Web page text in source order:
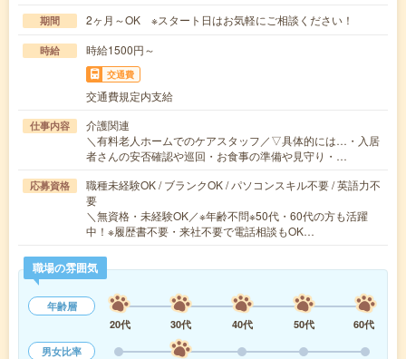
期間 2ヶ月～OK ※スタート日はお気軽にご相談ください！
時給 時給1500円～
交通費
交通費規定内支給
仕事内容
介護関連
＼有料老人ホームでのケアスタッフ／▽具体的には…・入居
者さんの安否確認や巡回・お食事の準備や見守り・…
応募資格
職種未経験OK / ブランクOK / パソコンスキル不要 / 英語力不
要
＼無資格・未経験OK／※年齢不問※50代・60代の方も活躍
中！※履歴書不要・来社不要で電話相談もOK…
職場の雰囲気
年齢層
20代
30代 40代 50代
60代
男女比率